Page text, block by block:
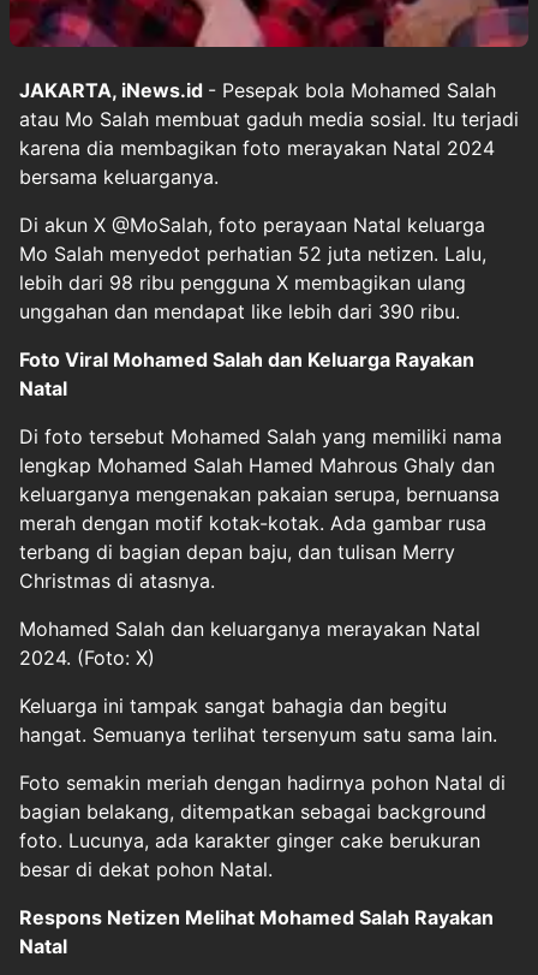
JAKARTA, iNews.id - Pesepak bola Mohamed Salah
atau Mo Salah membuat gaduh media sosial. Itu terjadi
karena dia membagikan foto merayakan Natal 2024
bersama keluarganya.
Di akun X @MoSalah, foto perayaan Natal keluarga
Mo Salah menyedot perhatian 52 juta netizen. Lalu,
lebih dari 98 ribu pengguna X membagikan ulang
unggahan dan mendapat like lebih dari 390 ribu.
Foto Viral Mohamed Salah dan Keluarga Rayakan
Natal
Di foto tersebut Mohamed Salah yang memiliki nama
lengkap Mohamed Salah Hamed Mahrous Ghaly dan
keluarganya mengenakan pakaian serupa, bernuansa
merah dengan motif kotak-kotak. Ada gambar rusa
terbang di bagian depan baju, dan tulisan Merry
Christmas di atasnya.
Mohamed Salah dan keluarganya merayakan Natal
2024. (Foto: X)
Keluarga ini tampak sangat bahagia dan begitu
hangat. Semuanya terlihat tersenyum satu sama lain.
Foto semakin meriah dengan hadirnya pohon Natal di
bagian belakang, ditempatkan sebagai background
foto. Lucunya, ada karakter ginger cake berukuran
besar di dekat pohon Natal.
Respons Netizen Melihat Mohamed Salah Rayakan
Natal